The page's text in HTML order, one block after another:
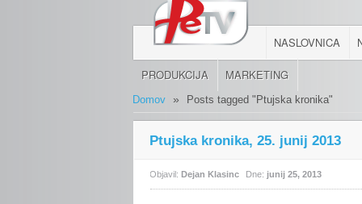
NASLOVNICA
PRODUKCIJA MARKETING
Domov » Posts tagged "Ptujska kronika"
Ptujska kronika, 25. junij 2013
Objavil:Dejan Klasinc Dne: junij 25, 2013